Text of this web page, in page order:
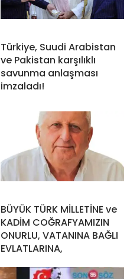
Türkiye, Suudi Arabistan
ve Pakistan karşılıklı
savunma anlaşması
imzaladı!
BÜYÜK TÜRK MİLLETİNE ve
KADİM COĞRAFYAMIZIN
ONURLU, VATANINA BAĞLI
EVLATLARINA,